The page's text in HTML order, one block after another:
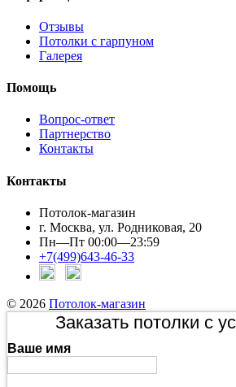
Отзывы
Потолки с гарпуном
Галерея
Помощь
Вопрос-ответ
Партнерство
Контакты
Контакты
Потолок-магазин
г. Москва, ул. Родниковая, 20
Пн—Пт 00:00—23:59
+7(499)643-46-33
© 2026 Потолок-магазин
Заказать потолки с
Ваше имя